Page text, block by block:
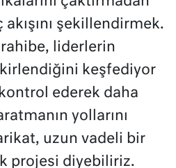
şekillendirmek.
liderlerin
keşfediyor
ederek daha
yollarını
uzun vadeli bir
projesi diyebiliriz.